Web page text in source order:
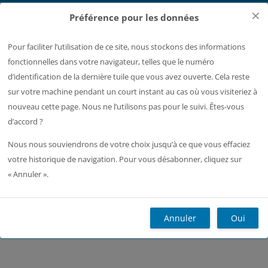
Passer au contenu principal
Page de connexion Moodle
Accueil Plus Français ‎(fr)‎
Ouvrir l’index du cours
SAE33 : Communique ta science (V. Garlatti)
Tuile 6
Blocs
Préférence pour les données ×
Pour faciliter l’utilisation de ce site, nous stockons des informations
fonctionnelles dans votre navigateur, telles que le numéro
d’identification de la dernière tuile que vous avez ouverte. Cela reste
sur votre machine pendant un court instant au cas où vous visiteriez à
nouveau cette page. Nous ne l’utilisons pas pour le suivi. Êtes-vous
d’accord ?
Nous nous souviendrons de votre choix jusqu’à ce que vous effaciez
votre historique de navigation. Pour vous désabonner, cliquez sur
« Annuler ».
Annuler Oui